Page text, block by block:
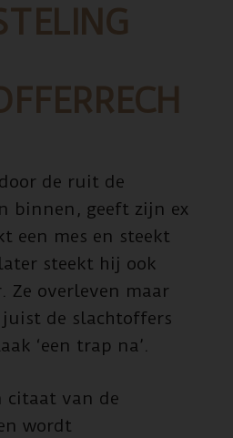
de ruit de
binnen, geeft zijn ex
een mes en steekt
steekt hij ook
Ze overleven maar
de slachtoffers
‘een trap na’.
citaat van de
wordt